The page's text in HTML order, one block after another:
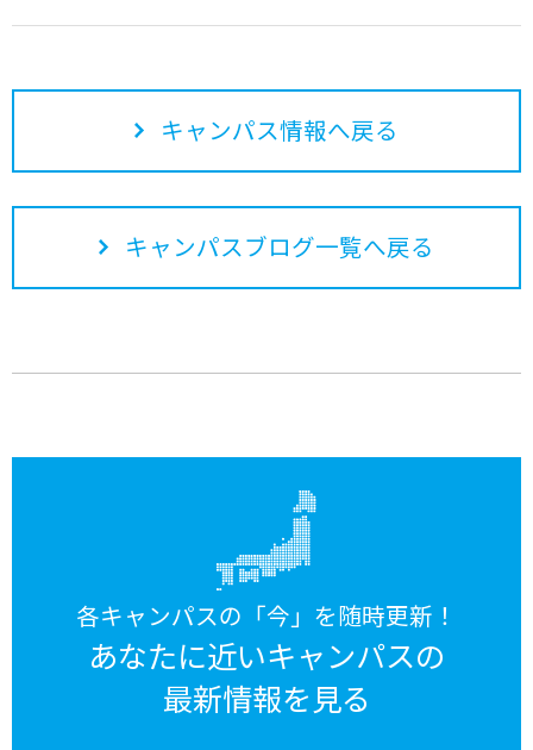
キャンパス情報へ戻る
キャンパスブログ一覧へ戻る
各キャンパスの「今」を随時更新！
あなたに近いキャンパスの
最新情報を見る